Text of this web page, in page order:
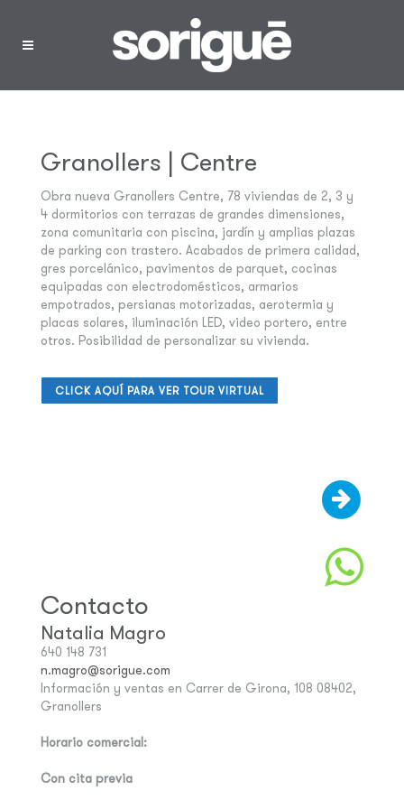
Menú
Granollers | Centre
Obra nueva Granollers Centre, 78 viviendas de 2, 3 y
4 dormitorios con terrazas de grandes dimensiones,
zona comunitaria con piscina, jardín y amplias plazas
de parking con trastero. Acabados de primera calidad,
gres porcelánico, pavimentos de parquet, cocinas
equipadas con electrodomésticos, armarios
empotrados, persianas motorizadas, aerotermia y
placas solares, iluminación LED, video portero, entre
otros. Posibilidad de personalizar su vivienda.
CLICK AQUÍ PARA VER TOUR VIRTUAL
Contacto
Natalia Magro
640 148 731
n.magro@sorigue.com
Información y ventas en Carrer de Girona, 108 08402,
Granollers
Horario comercial:
Con cita previa